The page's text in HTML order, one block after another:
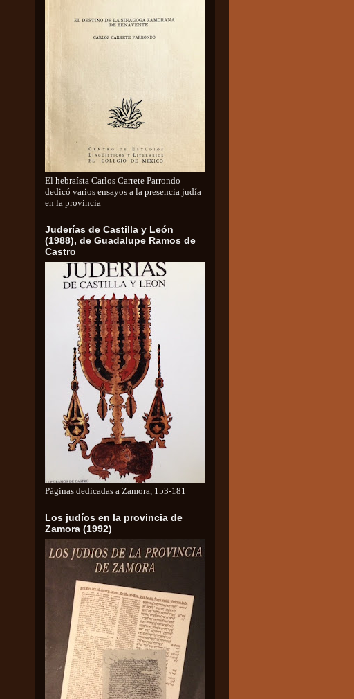
El hebraísta Carlos Carrete Parrondo
dedicó varios ensayos a la presencia judía
en la provincia
Juderías de Castilla y León
(1988), de Guadalupe Ramos de
Castro
Páginas dedicadas a Zamora, 153-181
Los judíos en la provincia de
Zamora (1992)